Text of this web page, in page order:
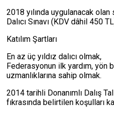
2018 yılında uygulanacak olan
Dalıcı Sınavı (KDV dâhil 450
Katılım Şartları
En az üç yıldız dalıcı olmak,
Federasyonun ilk yardım, yön
uzmanlıklarına sahip olmak.
2014 tarihli Donanımlı Dalış
fıkrasında belirtilen koşulları